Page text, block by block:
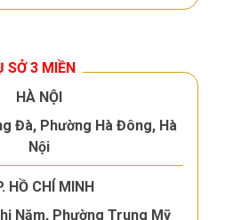
SỞ 3 MIỀN
HÀ NỘI
Đà, Phường Hà Đông, Hà
Nội
HỒ CHÍ MINH
Năm, Phường Trung Mỹ